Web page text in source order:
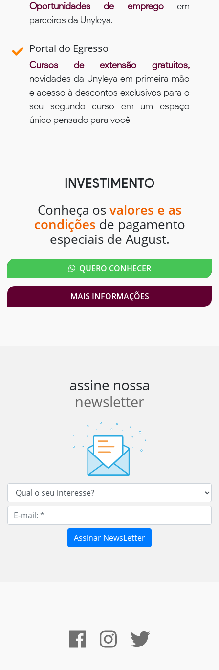
Oportunidades de empregoem
parceiros da Unyleya.
Portal do Egresso
Cursos de extensão gratuitos,
novidades da Unyleya em primeira mão
e acesso à descontos exclusivos para o
seu segundo curso em um espaço
único pensado para você.
INVESTIMENTO
Conheça os valores e as
condições de pagamento
especiais de August.
QUERO CONHECER
MAIS INFORMAÇÕES
assine nossa
newsletter